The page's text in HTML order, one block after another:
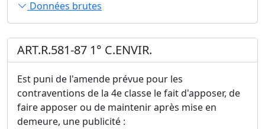
Données brutes
ART.R.581-87 1° C.ENVIR.
Est puni de l'amende prévue pour les
contraventions de la 4e classe le fait d'apposer, de
faire apposer ou de maintenir après mise en
demeure, une publicité :